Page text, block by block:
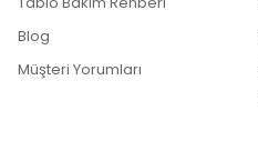
Blog
Müşteri Yorumları